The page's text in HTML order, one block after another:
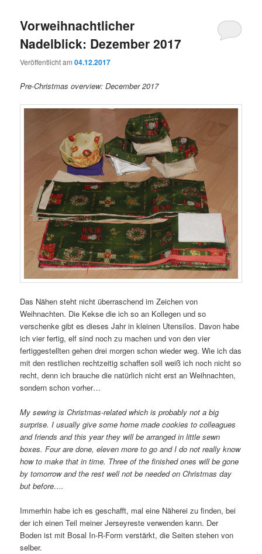
Vorweihnachtlicher
Nadelblick: Dezember 2017
Veröffentlicht am04.12.2017
Pre-Christmas overview: December 2017
Das Nähen steht nicht überraschend im Zeichen von
Weihnachten. Die Kekse die ich so an Kollegen und so
verschenke gibt es dieses Jahr in kleinen Utensilos. Davon habe
ich vier fertig, elf sind noch zu machen und von den vier
fertiggestellten gehen drei morgen schon wieder weg. Wie ich das
mit den restlichen rechtzeitig schaffen soll weiß ich noch nicht so
recht, denn ich brauche die natürlich nicht erst an Weihnachten,
sondern schon vorher…
My sewing is Christmas-related which is probably not a big
surprise. I usually give some home made cookies to colleagues
and friends and this year they will be arranged in little sewn
boxes. Four are done, eleven more to go and I do not really know
how to make that in time. Three of the finished ones will be gone
by tomorrow and the rest well not be needed on Christmas day
but before….
Immerhin habe ich es geschafft, mal eine Näherei zu finden, bei
der ich einen Teil meiner Jerseyreste verwenden kann. Der
Boden ist mit Bosal In-R-Form verstärkt, die Seiten stehen von
selber.